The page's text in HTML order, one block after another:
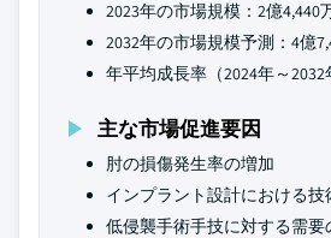
2023年の市場規模：2億4,440
2032年の市場規模予測：4億
年平均成長率（2024年～2032
主な市場促進要因
肘の損傷発生率の増加
インプラント設計における技
低侵襲手術手技に対する需要